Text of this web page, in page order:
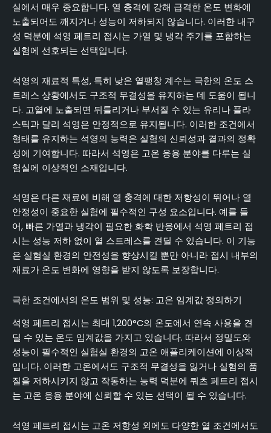
실에서 매우 중요합니다. 열 충격에 강해 급격한 온도 변화에
노출되어도 깨지거나 성능이 저하되지 않습니다. 이러한 내구
성 덕분에 석영 페트리 접시는 가열 및 냉각 주기를 포함하는
실험에 선호되는 선택입니다.
석영의 재료적 특성, 특히 낮은 열팽창 계수는 극한의 온도 스
트레스 상황에서도 구조적 무결성을 유지하는 데 도움이 됩니
다. 고열에 노출되면 뒤틀리거나 부서질 수 있는 유리나 플라
스틱과 달리 석영은 안정적으로 유지됩니다. 이러한 조건에서
형태를 유지하는 석영의 능력은 실험의 신뢰성과 결과의 정확
성에 기여합니다. 따라서 석영은 고온 응용 분야를 다루는 실
험실에 이상적인 소재입니다.
석영은 다른 재료에 비해 열 충격에 대한 저항성이 뛰어나 열
안정성이 중요한 실험에 필수적인 구성 요소입니다. 예를 들
어, 빠른 가열과 냉각이 필요한 화학 반응에서 석영 페트리 접
시는 성능 저하 없이 열 스트레스를 견딜 수 있습니다. 이 기능
은 실험실 환경의 안전성을 향상시킬 뿐만 아니라 접시 내부의
재료가 온도 변화에 영향을 받지 않도록 보장합니다.
극한 조건에서의 온도 범위 및 성능: 고온 임계값 정의하기
석영 페트리 접시는 최대 1,200°C의 온도에서 연속 사용을 견
딜 수 있는 온도 임계값을 가지고 있습니다. 따라서 정밀도와
성능이 필수적인 실험실 환경의 고온 애플리케이션에 이상적
입니다. 이러한 고온에서도 구조적 무결성을 잃거나 실험의 품
질을 저하시키지 않고 작동하는 능력 덕분에 쿼츠 페트리 접시
는 고온 응용 분야에 신뢰할 수 있는 선택이 될 수 있습니다.
석영 페트리 접시는 고온 저항성 외에도 다양한 열 조건에서도